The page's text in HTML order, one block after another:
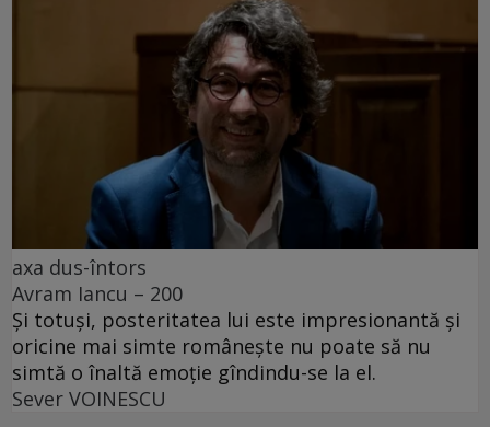
axa dus-întors
Avram Iancu – 200
Și totuși, posteritatea lui este impresionantă și
oricine mai simte românește nu poate să nu
simtă o înaltă emoție gîndindu-se la el.
Sever VOINESCU